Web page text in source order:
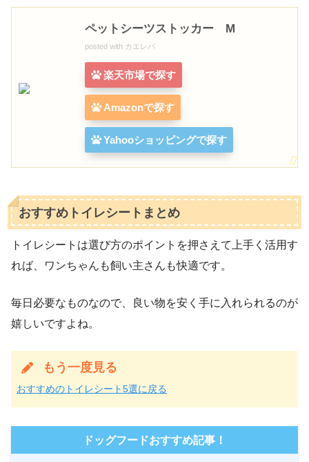
ペットシーツストッカー M
posted with カエレバ
楽天市場で探す
Amazonで探す
Yahooショッピングで探す
おすすめトイレシートまとめ
トイレシートは選び方のポイントを押さえて上手く活用す
れば、ワンちゃんも飼い主さんも快適です。
毎日必要なものなので、良い物を安く手に入れられるのが
嬉しいですよね。
もう一度見る
おすすめのトイレシート5選に戻る
ドッグフードおすすめ記事！